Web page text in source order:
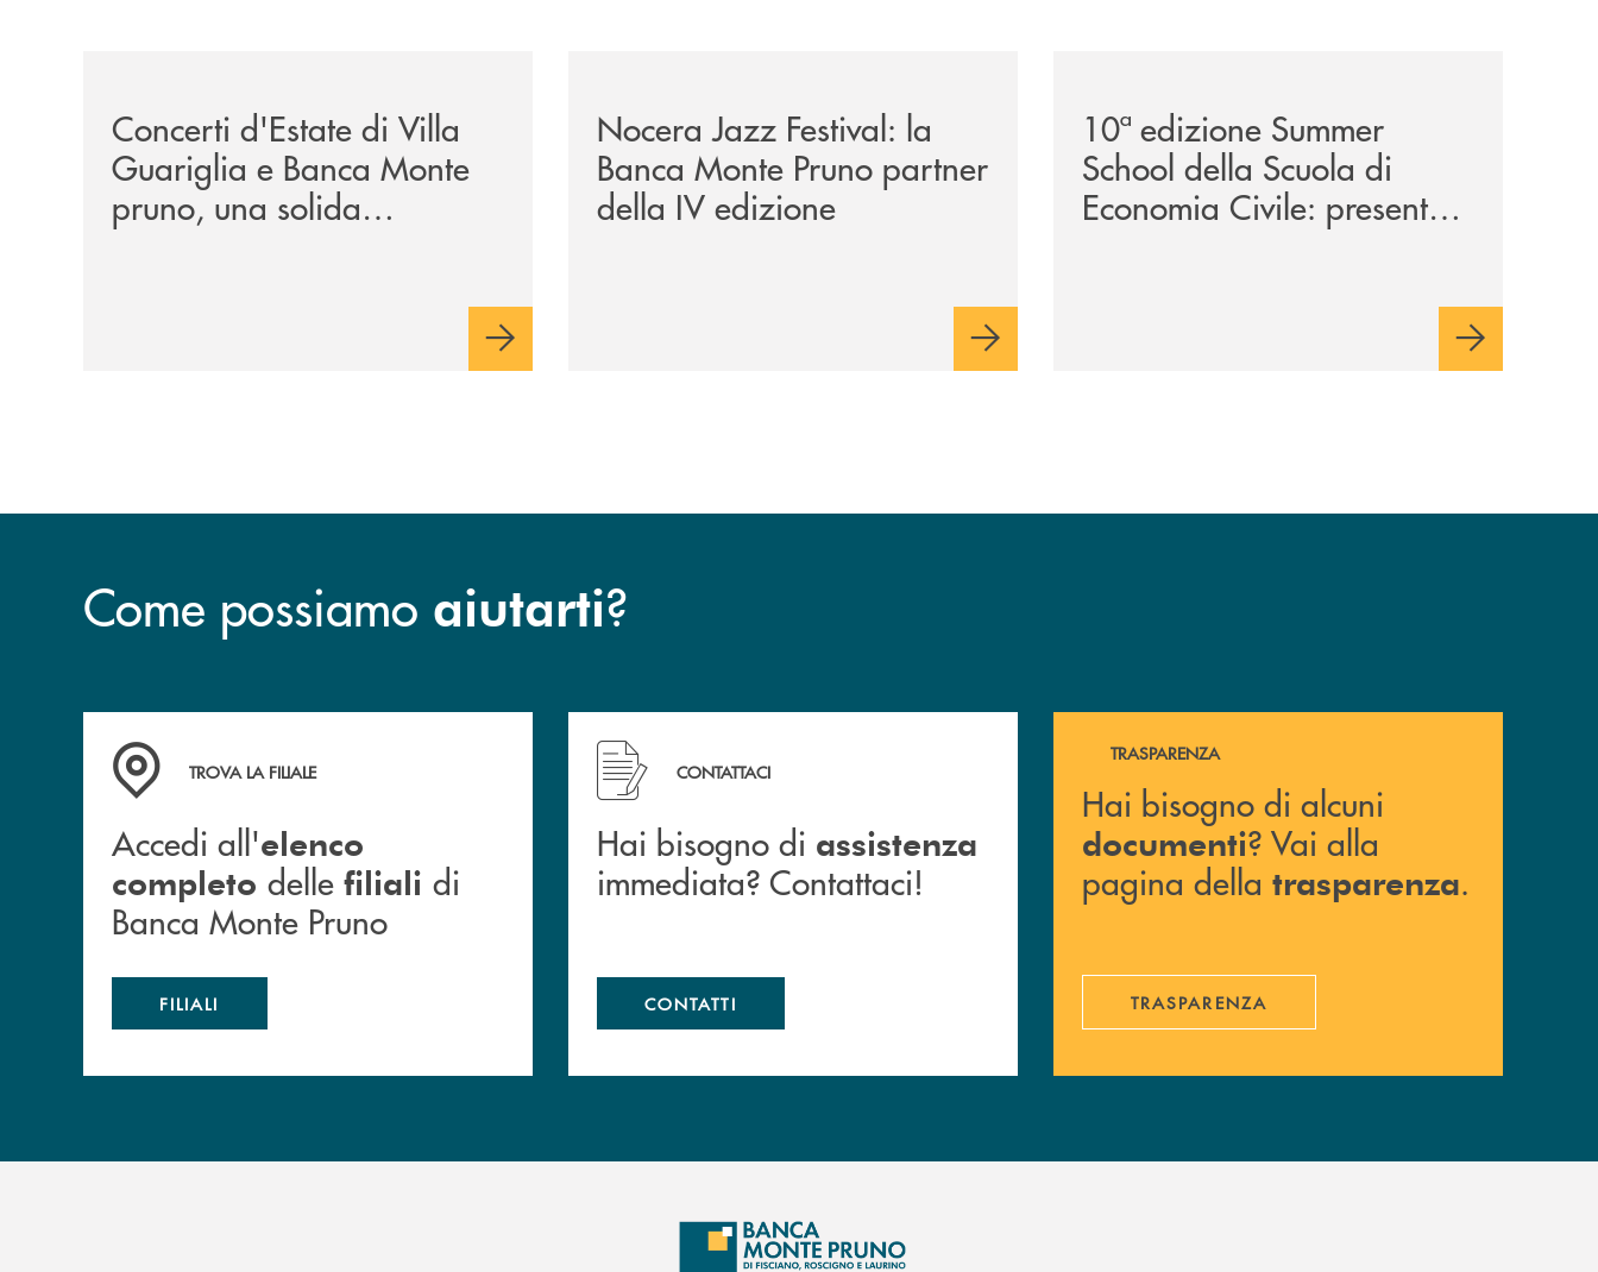
Concerti d'Estate di Villa
Guariglia e Banca Monte
pruno, una solida
collaborazione anche per
Nocera Jazz Festival: la
Banca Monte Pruno partner
della IV edizione
10ª edizione Summer
School della Scuola di
Economia Civile: presente
anche la Banca Monte
Come possiamo aiutarti?
Accedi all' elenco completo&nbsp; delle&nbsp; filiali&nbsp; di Banca Monte Pruno
TROVA LA FILIALE
Accedi all'elenco
completo delle filiali di
Banca Monte Pruno
FILIALI
Hai bisogno di assistenza immediata? Contattaci!
CONTATTACI
Hai bisogno di assistenza
immediata? Contattaci!
CONTATTI
Hai bisogno di alcuni documenti ? Vai alla pagina della
TRASPARENZA
Hai bisogno di alcuni
documenti? Vai alla
pagina della trasparenza.
TRASPARENZA